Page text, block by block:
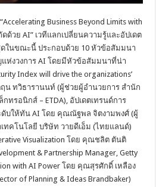
Business Beyond Limits with
ด้วย AI” เวทีแลกเปลี่ยนความรู้และอัปเดต
ในขณะนี้ ประกอบด้วย 10 หัวข้อสัมมนา
ห่งวงการ AI โดยมีหัวข้อสัมมนาที่น่า
Index will drive the organizations’
ฤน ทวิธารานนท์ (ผู้ช่วยผู้อำนวยการ สำนัก
ทรอนิกส์ – ETDA), อัปเดตเทรนด์การ
ดับให้ทัน AI โดย คุณณัฐพล จิตงามพงศ์ (ผู้
ทคโนโลยี บริษัท วายดีเอ็ม (ไทยแลนด์)
Visualization โดย คุณชลิต ตันติ
& Partnership Manager, Getty
with AI Power โดย คุณสุรศักดิ์ เหลือง
of Planning & Ideas Brandbaker)